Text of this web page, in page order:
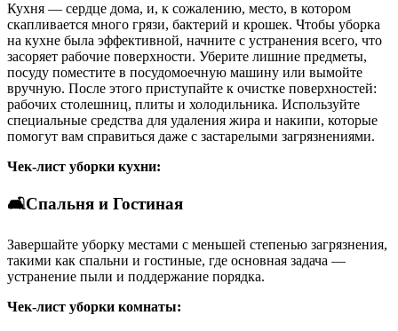
Кухня — сердце дома, и, к сожалению, место, в котором
скапливается много грязи, бактерий и крошек. Чтобы уборка
на кухне была эффективной, начните с устранения всего, что
засоряет рабочие поверхности. Уберите лишние предметы,
посуду поместите в посудомоечную машину или вымойте
вручную. После этого приступайте к очистке поверхностей:
рабочих столешниц, плиты и холодильника. Используйте
специальные средства для удаления жира и накипи, которые
помогут вам справиться даже с застарелыми загрязнениями.
Чек-лист уборки кухни:
🛋️Спальня и Гостиная
Завершайте уборку местами с меньшей степенью загрязнения,
такими как спальни и гостиные, где основная задача —
устранение пыли и поддержание порядка.
Чек-лист уборки комнаты: